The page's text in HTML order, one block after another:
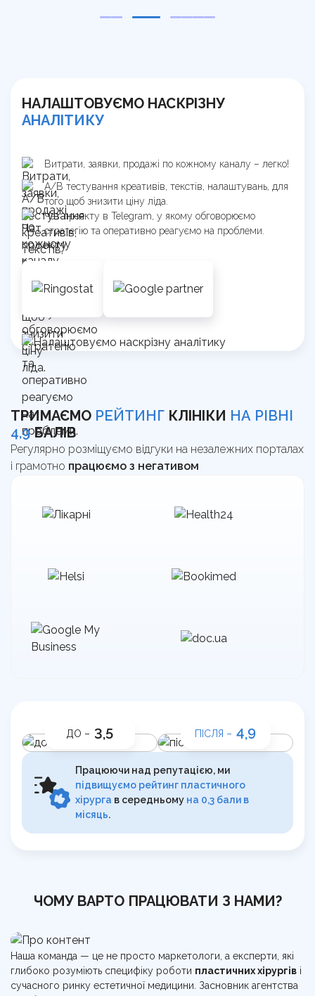
НАЛАШТОВУЄМО НАСКРІЗНУ
АНАЛІТИКУ
Витрати, заявки, продажі по кожному каналу – легко!
А/В тестування креативів, текстів, налаштувань, для
того щоб знизити ціну ліда.
Чат проекту в Telegram, у якому обговорюємо
стратегію та оперативно реагуємо на проблеми.
ТРИМАЄМО РЕЙТИНГ КЛІНІКИ НА РІВНІ
4,9БАЛІВ
Регулярно розміщуємо відгуки на незалежних порталах
і грамотно працюємо з негативом
ДО – 3,5 ПІСЛЯ – 4,9
Працюючи над репутацією, ми
підвищуємо рейтинг пластичного
хірурга в середньому на 0,3 бали в
місяць.
ЧОМУ ВАРТО ПРАЦЮВАТИ З НАМИ?
Наша команда — це не просто маркетологи, а експерти, які
глибоко розуміють специфіку роботи пластичних хірургів і
сучасного ринку естетичної медицини. Засновник агентства